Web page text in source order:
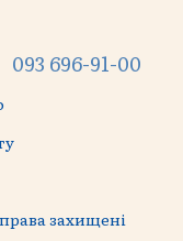
093 696-91-00
захищені